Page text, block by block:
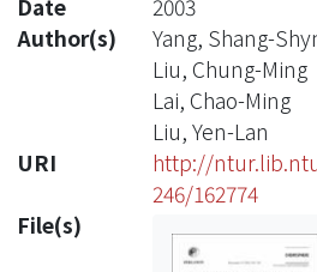
Date
2003
Author(s)
Yang, Shang-
Liu, Chung-Ming
Lai, Chao-Ming
Liu, Yen-Lan
URI
http://
246/162774
File(s)